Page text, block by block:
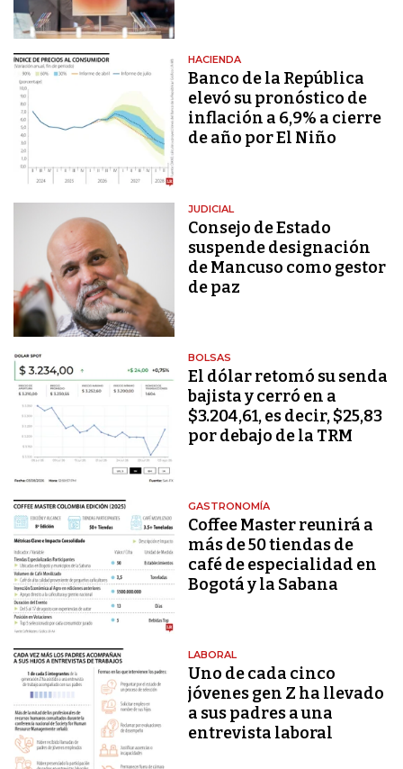
HACIENDA
Banco de la República
elevó su pronóstico de
inflación a 6,9% a cierre
de año por El Niño
JUDICIAL
Consejo de Estado
suspende designación
de Mancuso como gestor
de paz
BOLSAS
El dólar retomó su senda
bajista y cerró en a
$3.204,61, es decir, $25,83
por debajo de la TRM
GASTRONOMÍA
Coffee Master reunirá a
más de 50 tiendas de
café de especialidad en
Bogotá y la Sabana
LABORAL
Uno de cada cinco
jóvenes gen Z ha llevado
a sus padres a una
entrevista laboral